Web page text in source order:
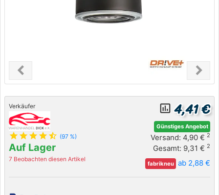
chevron_leftPrevious chevron_right
Next
Verkäufer
star star star star star_half (97 %)
Auf Lager
7 Beobachten diesen Artikel
insert_chart_outlined 4,41 €
Günstiges Angebot
Versand: 4,90 € 2
Gesamt: 9,31 € 2
fabrikneu ab 2,88 €